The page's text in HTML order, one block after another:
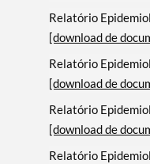
Relatório
[download de
Relatório
[download de
Relatório
[download de
Relatório